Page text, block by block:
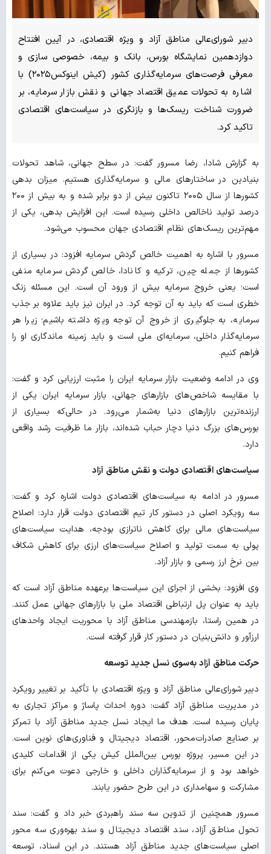
دبیر شورای‌عالی مناطق آزاد و ویژه اقتصادی، در آیین افتتاح
دوازدهمین نمایشگاه بورس، بانک و بیمه، خصوصی سازی و
معرفی فرصت‌های سرمایه‌گذاری کشور (کیش اینوکس۲۰۲۵) با
اشاره به تحولات عمیق اقتصاد جهانی و نقش بازار سرمایه، بر
ضرورت شناخت ریسک‌ها و بازنگری در سیاست‌های اقتصادی
تاکید کرد.
به گزارش شادا، رضا مسرور گفت: در سطح جهانی، شاهد تحولات
بنیادین در ساختارهای مالی و سرمایه‌گذاری هستیم. میزان بدهی
کشورها از سال ۲۰۰۵ تاکنون بیش از دو برابر شده و به بیش از ۲۰۰
درصد تولید ناخالص داخلی رسیده است. این افزایش بدهی، یکی از
مهم‌ترین ریسک‌های نظام اقتصادی جهان محسوب می‌شود.
مسرور با اشاره به اهمیت خالص گردش سرمایه افزود: در بسیاری از
کشورها از جمله چین، ترکیه و کانادا، خالص گردش سرمایه منفی
است؛ یعنی خروج سرمایه بیش از ورود آن است. این مسئله زنگ
خطری است که باید به آن توجه کرد. در ایران نیز باید علاوه بر جذب
سرمایه، به جلوگیری از خروج آن توجه ویژه داشته باشیم؛ زیرا هر
سرمایه‌گذار داخلی، سرمایه‌ای ملی است و باید زمینه ماندگاری او را
فراهم کنیم.
وی در ادامه وضعیت بازار سرمایه ایران را مثبت ارزیابی کرد و گفت:
با مقایسه شاخص‌های بازارهای جهانی، بازار سرمایه ایران یکی از
ارزنده‌ترین بازارهای دنیا به‌شمار می‌رود. در حالی‌که بسیاری از
بورس‌های بزرگ دنیا دچار حباب شده‌اند، بازار ما ظرفیت رشد واقعی
دارد.
سیاست‌های اقتصادی دولت و نقش مناطق آزاد
مسرور در ادامه به سیاست‌های اقتصادی دولت اشاره کرد و گفت:
سه رویکرد اصلی در دستور کار تیم اقتصادی دولت قرار دارد: اصلاح
سیاست‌های مالی برای کاهش ناترازی بودجه، هدایت سیاست‌های
پولی به سمت تولید و اصلاح سیاست‌های ارزی برای کاهش شکاف
بین نرخ ارز رسمی و بازار آزاد.
وی افزود: بخشی از اجرای این سیاست‌ها برعهده مناطق آزاد است که
باید به عنوان پل ارتباطی اقتصاد ملی با بازارهای جهانی عمل کنند.
در همین راستا، بازمهندسی مناطق آزاد با محوریت ایجاد واحدهای
ارزآور و دانش‌بنیان در دستور کار قرار گرفته است.
حرکت مناطق آزاد به‌سوی نسل جدید توسعه
دبیر شورای‌عالی مناطق آزاد و ویژه اقتصادی با تأکید بر تغییر رویکرد
در مدیریت مناطق آزاد گفت: دوره احداث پاساژ و مراکز تجاری به
پایان رسیده است. هدف ما ایجاد نسل جدید مناطق آزاد با تمرکز
بر صنایع صادرات‌محور، اقتصاد دیجیتال و فناوری‌های نوین است.
در این مسیر، پروژه بورس بین‌الملل کیش یکی از اقدامات کلیدی
خواهد بود و از سرمایه‌گذاران داخلی و خارجی دعوت می‌کنم برای
مشارکت و سهامداری در این طرح حضور یابند.
مسرور همچنین از تدوین سه سند راهبردی خبر داد و گفت: سند
تحول مناطق آزاد، سند اقتصاد دیجیتال و سند بهره‌وری سه محور
اصلی سیاست‌های جدید مناطق آزاد هستند. در این اسناد، توسعه